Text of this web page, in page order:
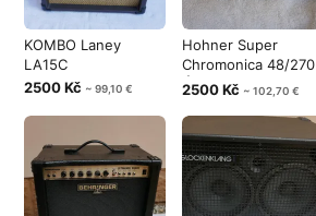
KOMBO Laney
LA15C
2500 Kč ~ 99,10 €
Hohner Super
Chromonica 48/270
Ústní harmonik
2500 Kč ~ 102,70 €